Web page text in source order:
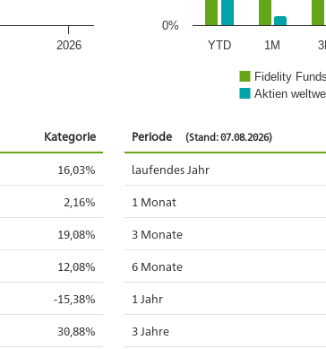
2026
Kategorie
16,03%
2,16%
19,08%
12,08%
-15,38%
30,88%
Fidelity
Aktien
YTD 1M
0%
Periode (Stand: 07.08.2026)
laufendes Jahr
1 Monat
3 Monate
6 Monate
1 Jahr
3 Jahre